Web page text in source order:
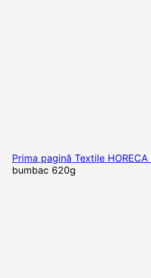
Prima pagină Textile HORECA
bumbac 620g